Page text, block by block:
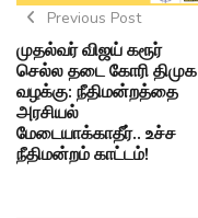
Previous Post
முதல்வர் விஜய் கரூர்
செல்ல தடை கோரி திமுக
வழக்கு: நீதிமன்றத்தை
அரசியல்
மேடையாக்காதீர்.. உச்ச
நீதிமன்றம் காட்டம்!